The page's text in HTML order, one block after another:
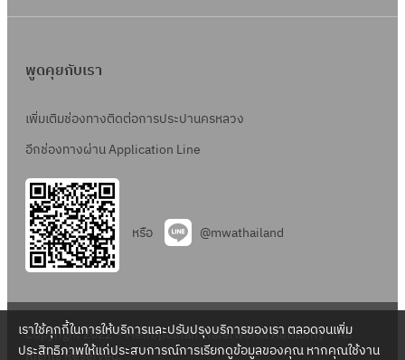
พูดคุยกับเรา
เพิ่มเติมช่องทางติดต่อการประปานครหลวง
อีกช่องทางผ่าน Application Line
หรือ @mwathailand
Copyright 2022 – Metropolitan Waterworks Authority – All
เราใช้คุกกี้ในการให้บริการและปรับปรุงบริการของเรา ตลอดจนเพิ่ม
ประสิทธิภาพให้แก่ประสบการณ์การเรียกดูข้อมูลของคุณ หากคุณใช้งาน